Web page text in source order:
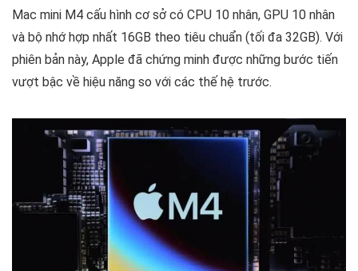
Mac mini M4 cấu hình cơ sở có CPU 10 nhân, GPU 10 nhân
và bộ nhớ hợp nhất 16GB theo tiêu chuẩn (tối đa 32GB). Với
phiên bản này, Apple đã chứng minh được những bước tiến
vượt bậc về hiệu năng so với các thế hệ trước.